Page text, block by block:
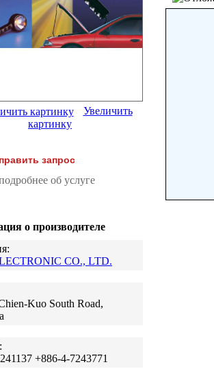
Увеличить
картинку
запрос
об услуге
о производителе
CO., LTD.
Kuo South Road,
+886-4-7243771